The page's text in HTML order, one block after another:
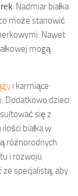
. Nadmiar białka
może stanowić
Nawet
mogą
i karmiące
Dodatkowo dzieci
się z
białka w
różnorodnych
i rozwoju.
specjalistą, aby